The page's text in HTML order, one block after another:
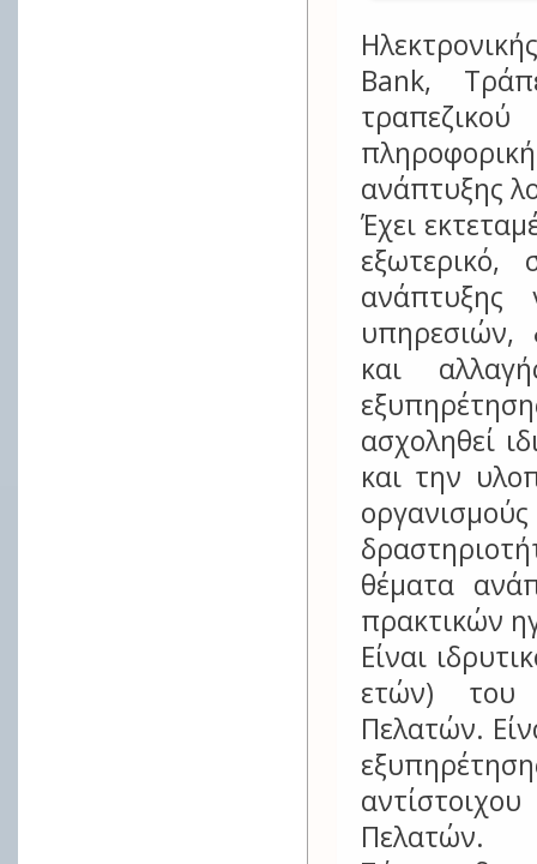
Bank,
ανάπτυξης
Έχει
εξωτερικό,
ανάπτυξης
υπηρεσιών,
και
ασχοληθεί
και την
θέματα
πρακτικών
Είναι
ετών) του
Πελατών.
Πελατών.